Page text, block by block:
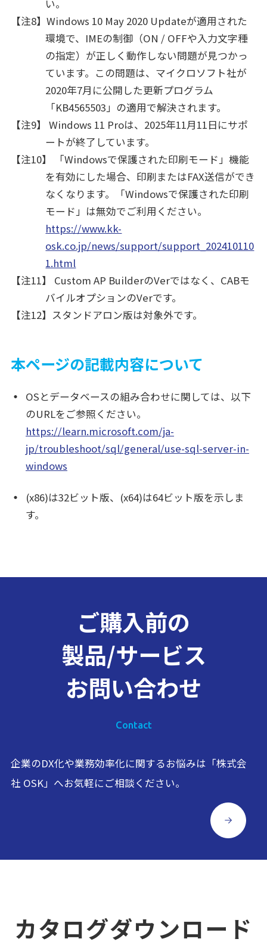
い。
【注8】Windows 10 May 2020 Updateが適用された
環境で、IMEの制御（ON / OFFや入力文字種
の指定）が正しく動作しない問題が見つかっ
ています。この問題は、マイクロソフト社が
2020年7月に公開した更新プログラム
「KB4565503」の適用で解決されます。
【注9】 Windows 11 Proは、2025年11月11日にサポ
ートが終了しています。
【注10】 「Windowsで保護された印刷モード」機能
を有効にした場合、印刷またはFAX送信ができ
なくなります。「Windowsで保護された印刷
モード」は無効でご利用ください。
https://www.kk-
osk.co.jp/news/support/support_202410110
1.html
【注11】 Custom AP BuilderのVerではなく、CABモ
バイルオプションのVerです。
【注12】スタンドアロン版は対象外です。
本ページの記載内容について
OSとデータベースの組み合わせに関しては、以下
のURLをご参照ください。
https://learn.microsoft.com/ja-
jp/troubleshoot/sql/general/use-sql-server-in-
windows
(x86)は32ビット版、(x64)は64ビット版を示しま
す。
ご購入前の
製品/サービス
お問い合わせ
Contact
企業のDX化や業務効率化に関するお悩みは「株式会
社 OSK」へお気軽にご相談ください。
カタログダウンロード